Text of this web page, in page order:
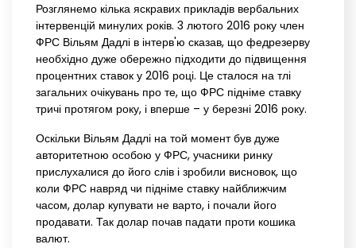
Розглянемо кілька яскравих прикладів вербальних
інтервенцій минулих років. 3 лютого 2016 року член
ФРС Вільям Дадлі в інтерв'ю сказав, що федрезерву
необхідно дуже обережно підходити до підвищення
процентних ставок у 2016 році. Це сталося на тлі
загальних очікувань про те, що ФРС підніме ставку
тричі протягом року, і вперше – у березні 2016 року.
Оскільки Вільям Дадлі на той момент був дуже
авторитетною особою у ФРС, учасники ринку
прислухалися до його слів і зробили висновок, що
коли ФРС навряд чи підніме ставку найближчим
часом, долар купувати не варто, і почали його
продавати. Так долар почав падати проти кошика
валют.